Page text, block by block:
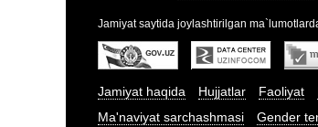
Jamiyat saytida joylashtirilgan
Jamiyat haqida Hujjatlar Faoliyat
Ma'naviyat sarchashmasi
Gender